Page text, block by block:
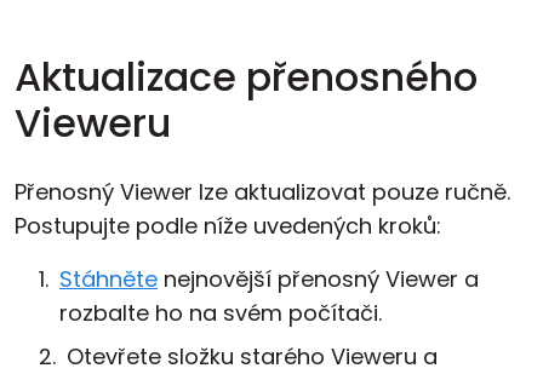
Aktualizace přenosného
Vieweru
Přenosný Viewer lze aktualizovat pouze ručně.
Postupujte podle níže uvedených kroků:
Stáhněte nejnovější přenosný Viewer a
rozbalte ho na svém počítači.
Otevřete složku starého Vieweru a